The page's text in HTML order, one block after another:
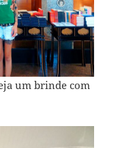
um brinde com